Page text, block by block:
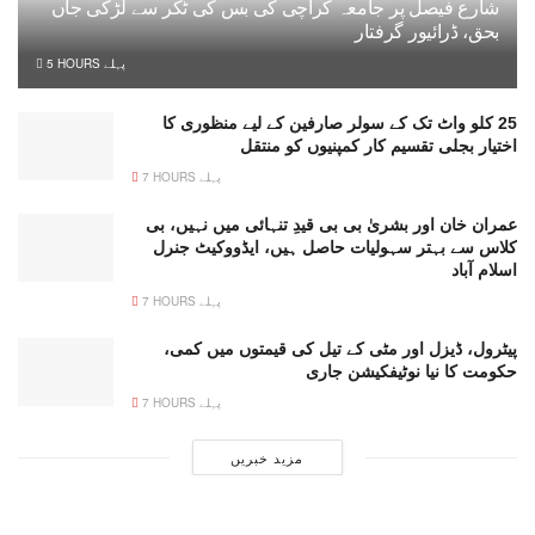
شارع فیصل پر جامعہ کراچی کی بس کی ٹکر سے لڑکی جاں
بحق، ڈرائیور گرفتار
5 HOURS پہلے
25 کلو واٹ تک کے سولر صارفین کے لیے منظوری کا
اختیار بجلی تقسیم کار کمپنیوں کو منتقل
7 HOURS پہلے
عمران خان اور بشریٰ بی بی قیدِ تنہائی میں نہیں، بی
کلاس سے بہتر سہولیات حاصل ہیں، ایڈووکیٹ جنرل
اسلام آباد
7 HOURS پہلے
پیٹرول، ڈیزل اور مٹی کے تیل کی قیمتوں میں کمی،
حکومت کا نیا نوٹیفکیشن جاری
7 HOURS پہلے
مزید خبریں